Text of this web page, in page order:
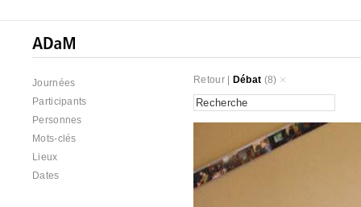
Journées
Participants
Personnes
Mots-clés
Lieux
Dates
Retour| Débat (8)